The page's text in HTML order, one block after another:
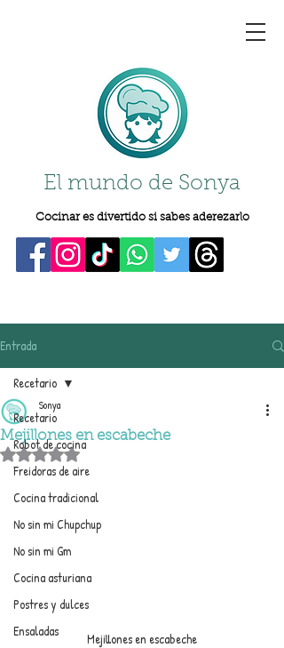
El mundo de Sonya
Cocinar es divertido si sabes aderezarlo
Entrada
Recetario
Robot de cocina
Freidoras de aire
Cocina tradicional
No sin mi Chupchup
No sin mi Gm
Cocina asturiana
Postres y dulces
Ensaladas
Recetario
Mejillones en escabeche
Sonya
Obtuvo NaN de 5 estrellas.
Mejillones en escabeche